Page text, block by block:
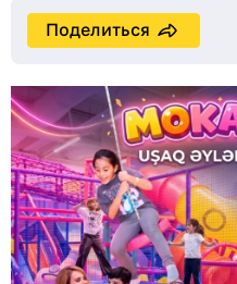
Поделиться